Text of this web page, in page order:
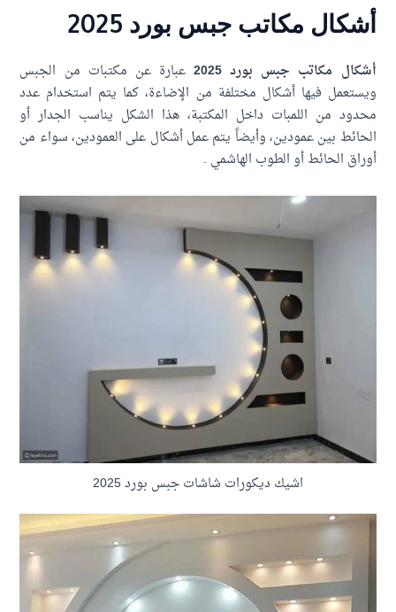
مكاتب جبس بورد 2025
مكاتب جبس بورد 2025
عبارة عن مكتبات من الجبس
فيها أشكال مختلفة من الإضاءة، كما يتم استخدام عدد
من اللمبات داخل المكتبة، هذا الشكل يناسب الجدار أو
بين عمودين، وأيضاً يتم عمل أشكال على العمودين، سواء من
الحائط أو الطوب الهاشمي .
اشيك ديكورات شاشات جبس بورد 2025